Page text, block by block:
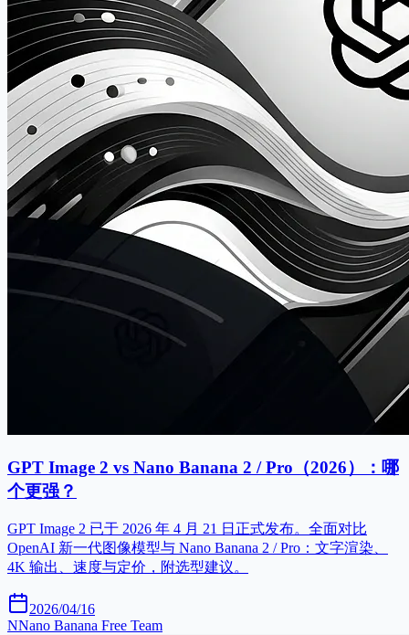
GPT Image 2 vs Nano Banana 2 / Pro（2026）：哪
个更强？
GPT Image 2 已于 2026 年 4 月 21 日正式发布。全面对比
OpenAI 新一代图像模型与 Nano Banana 2 / Pro：文字渲染、
4K 输出、速度与定价，附选型建议。
2026/04/16
NNano Banana Free Team